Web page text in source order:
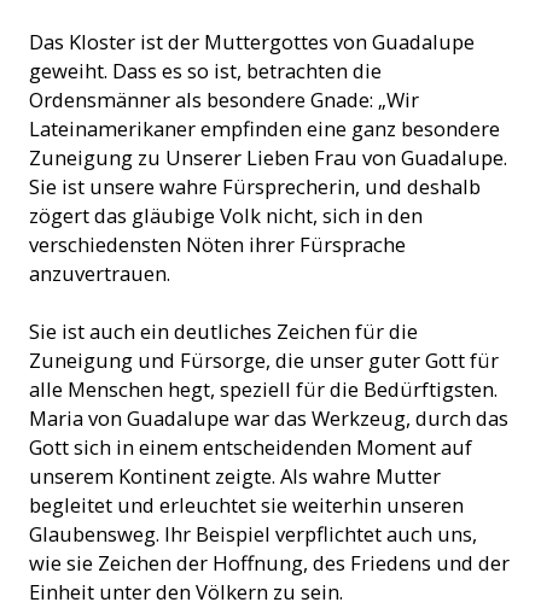
Das Kloster ist der Muttergottes von Guadalupe
geweiht. Dass es so ist, betrachten die
Ordensmänner als besondere Gnade: „Wir
Lateinamerikaner empfinden eine ganz besondere
Zuneigung zu Unserer Lieben Frau von Guadalupe.
Sie ist unsere wahre Fürsprecherin, und deshalb
zögert das gläubige Volk nicht, sich in den
verschiedensten Nöten ihrer Fürsprache
anzuvertrauen.
Sie ist auch ein deutliches Zeichen für die
Zuneigung und Fürsorge, die unser guter Gott für
alle Menschen hegt, speziell für die Bedürftigsten.
Maria von Guadalupe war das Werkzeug, durch das
Gott sich in einem entscheidenden Moment auf
unserem Kontinent zeigte. Als wahre Mutter
begleitet und erleuchtet sie weiterhin unseren
Glaubensweg. Ihr Beispiel verpflichtet auch uns,
wie sie Zeichen der Hoffnung, des Friedens und der
Einheit unter den Völkern zu sein.